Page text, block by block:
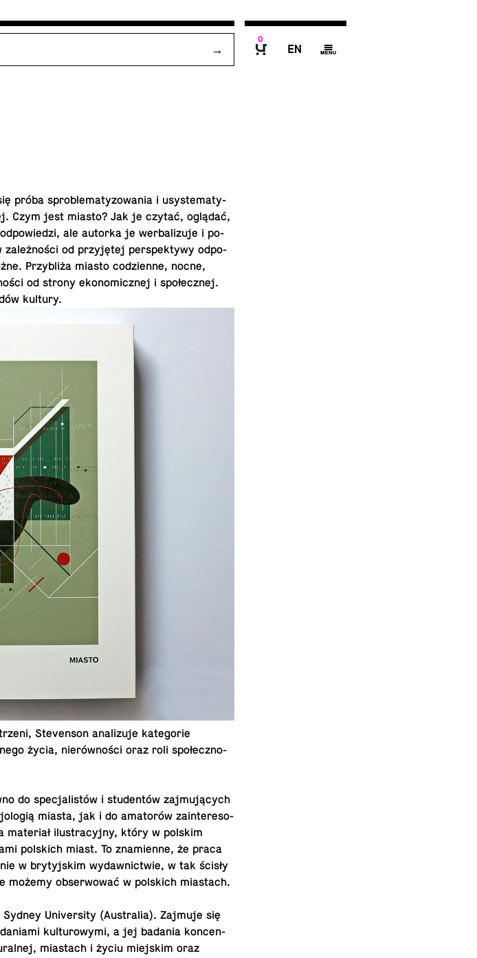
0
E g
próba spro­ble­ma­ty­zo­wa­nia i usys­te­ma­ty­
Czym jest miasto? Jak je czytać, oglądać,
ale autorka je wer­ba­li­zu­je i po­
za­leż­no­ści od przy­ję­tej per­spek­ty­wy od­po­
Przy­bli­ża miasto co­dzien­ne, nocne,
od strony eko­no­micz­nej i spo­łecz­nej.
kultury.
Ste­ven­son ana­li­zu­je ka­te­go­rie
życia, nie­rów­no­ści oraz roli spo­łecz­no­
do spe­cja­li­stów i stu­den­tów zaj­mu­ją­cych
miasta, jak i do ama­to­rów za­in­te­re­so­
ma­te­riał ilu­stra­cyj­ny, który w polskim
pol­skich miast. To zna­mien­ne, że praca
w bry­tyj­skim wy­daw­nic­twie, w tak ścisły
możemy ob­ser­wo­wać w pol­skich miastach.
Uni­ver­si­ty (Au­stra­lia). Zajmuje się
kul­tu­ro­wy­mi, a jej badania kon­cen­
mia­stach i życiu miej­skim oraz